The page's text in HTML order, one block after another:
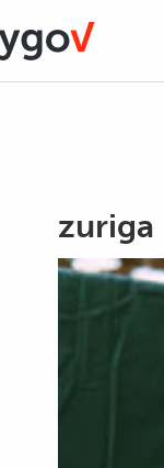
zuriga